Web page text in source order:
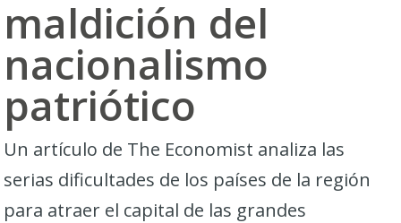
maldición del
nacionalismo
patriótico
Un artículo de The Economist analiza las
serias dificultades de los países de la región
para atraer el capital de las grandes